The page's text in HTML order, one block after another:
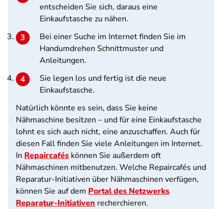
entscheiden Sie sich, daraus eine
Einkaufstasche zu nähen.
Bei einer Suche im Internet finden Sie im
Handumdrehen Schnittmuster und
Anleitungen.
Sie legen los und fertig ist die neue
Einkaufstasche.
Natürlich könnte es sein, dass Sie keine
Nähmaschine besitzen – und für eine Einkaufstasche
lohnt es sich auch nicht, eine anzuschaffen. Auch für
diesen Fall finden Sie viele Anleitungen im Internet.
In Repaircafés können Sie außerdem oft
Nähmaschinen mitbenutzen. Welche Repaircafés und
Reparatur-Initiativen über Nähmaschinen verfügen,
können Sie auf dem Portal des Netzwerks
Reparatur-Initiativen recherchieren.